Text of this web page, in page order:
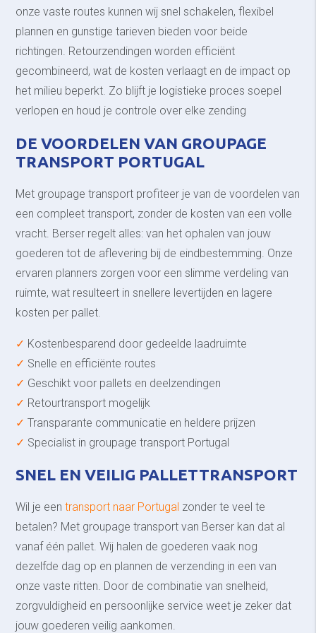
onze vaste routes kunnen wij snel schakelen, flexibel
plannen en gunstige tarieven bieden voor beide
richtingen. Retourzendingen worden efficiënt
gecombineerd, wat de kosten verlaagt en de impact op
het milieu beperkt. Zo blijft je logistieke proces soepel
verlopen en houd je controle over elke zending
DE VOORDELEN VAN GROUPAGE
TRANSPORT PORTUGAL
Met groupage transport profiteer je van de voordelen van
een compleet transport, zonder de kosten van een volle
vracht. Berser regelt alles: van het ophalen van jouw
goederen tot de aflevering bij de eindbestemming. Onze
ervaren planners zorgen voor een slimme verdeling van
ruimte, wat resulteert in snellere levertijden en lagere
kosten per pallet.
✓ Kostenbesparend door gedeelde laadruimte
✓ Snelle en efficiënte routes
✓ Geschikt voor pallets en deelzendingen
✓ Retourtransport mogelijk
✓ Transparante communicatie en heldere prijzen
✓ Specialist in groupage transport Portugal
SNEL EN VEILIG PALLETTRANSPORT
Wil je eentransport naar Portugal zonder te veel te
betalen? Met groupage transport van Berser kan dat al
vanaf één pallet. Wij halen de goederen vaak nog
dezelfde dag op en plannen de verzending in een van
onze vaste ritten. Door de combinatie van snelheid,
zorgvuldigheid en persoonlijke service weet je zeker dat
jouw goederen veilig aankomen.